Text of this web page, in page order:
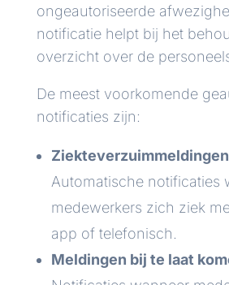
ongeautoriseerde
notificatie helpt bij het
overzicht over de
De meest voorkomende
notificaties zijn:
Automatische notificaties
medewerkers zich ziek
app of telefonisch.
Meldingen bij te laat